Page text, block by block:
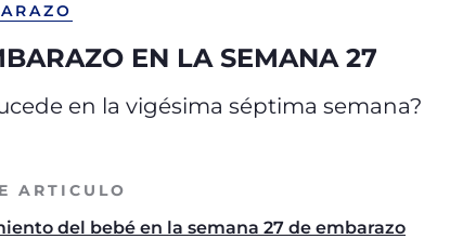
EN LA SEMANA 27
en la vigésima séptima semana?
ARTICULO
del bebé en la semana 27 de embarazo